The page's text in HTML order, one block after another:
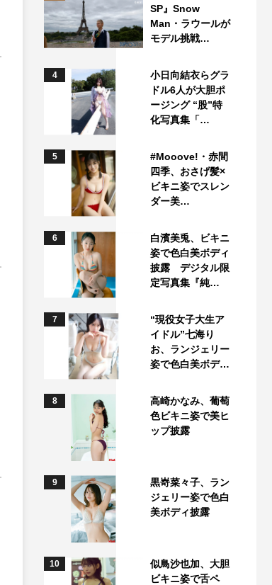
SP』Snow
Man・ラウールが
モデル挑戦…
4
小日向結衣らグラ
ドル6人が大胆ポ
ージング “股”特
化写真集「…
5
#Mooove!・赤間
四季、おさげ髪×
ビキニ姿でスレン
ダー美…
6
白濱美兎、ビキニ
姿で色白美ボディ
披露 デジタル限
定写真集『純…
7
“現役女子大生ア
イドル”七海り
お、ランジェリー
姿で色白美ボデ…
8
高崎かなみ、葡萄
色ビキニ姿で美ヒ
ップ披露
9
黒嵜菜々子、ラン
ジェリー姿で色白
美ボディ披露
10
似鳥沙也加、大胆
ビキニ姿で舌ペ